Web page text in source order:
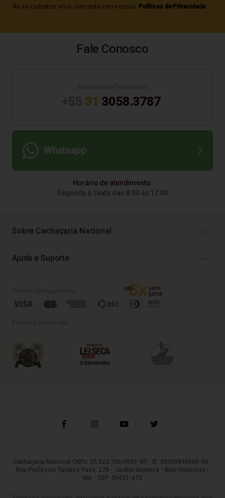
Ao se cadastrar você concorda com nossas Políticas de Privacidade
Fale Conosco
31 3058.3787
Whatsapp
Horário de atendimento:
Segunda à Sexta das 8:00 às 17:00
Sobre Cachaçaria Nacional
Ajuda e Suporte
Cachaçaria Nacional CNPJ: 35.522.756/0001-85 - IE: 00359894600-90 -
Rua Professor Tavares Paes, 275 - Jardim America - Belo Horizonte /
MG - CEP: 30421-473